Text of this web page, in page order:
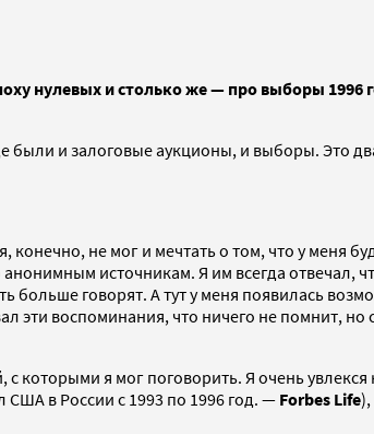
нулевых и столько же — про выборы 1996
были и залоговые аукционы, и выборы. Это
не мог и мечтать о том, что у меня
источникам. Я им всегда отвечал,
больше говорят. А тут у меня появилась
эти воспоминания, что ничего не помнит,
я мог поговорить. Я очень
США в России с 1993 по 1996 год. — Forbes Life